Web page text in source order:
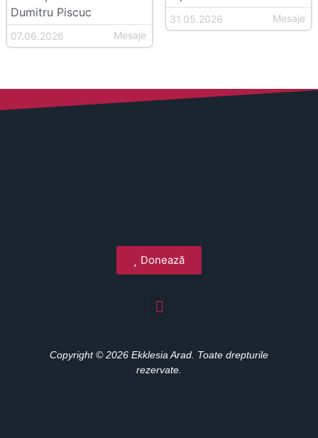
Dumitru Piscuc
07.06.2026 Mesaje
31.05.2026 Mesaje
Donează
Copyright © 2026 Ekklesia Arad. Toate drepturile
rezervate.